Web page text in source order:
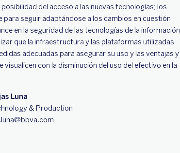
del acceso a las nuevas tecnologías; los
para seguir adaptándose a los cambios en cuestión
en la seguridad de las tecnologías de la información
que la infraestructura y las plataformas utilizadas
adecuadas para asegurar su uso y las ventajas y
visualicen con la disminución del uso del efectivo en la
Luna
& Production